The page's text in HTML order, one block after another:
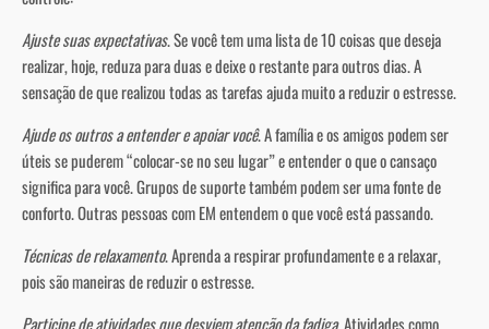
Ajuste suas expectativas. Se você tem uma lista de 10 coisas que deseja
realizar, hoje, reduza para duas e deixe o restante para outros dias. A
sensação de que realizou todas as tarefas ajuda muito a reduzir o estresse.
Ajude os outros a entender e apoiar você. A família e os amigos podem ser
úteis se puderem “colocar-se no seu lugar” e entender o que o cansaço
significa para você. Grupos de suporte também podem ser uma fonte de
conforto. Outras pessoas com EM entendem o que você está passando.
Técnicas de relaxamento. Aprenda a respirar profundamente e a relaxar,
pois são maneiras de reduzir o estresse.
Participe de atividades que desviem atenção da fadiga. Atividades como